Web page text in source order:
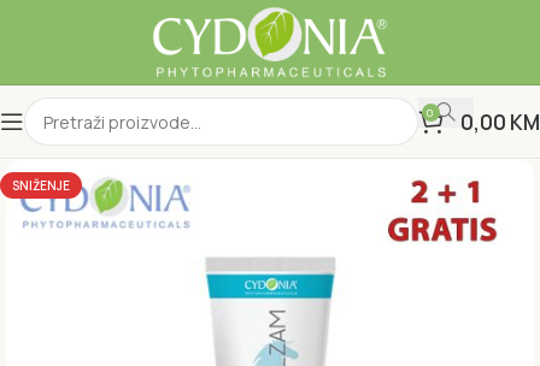
0 0,00 KM
SNIŽENJE